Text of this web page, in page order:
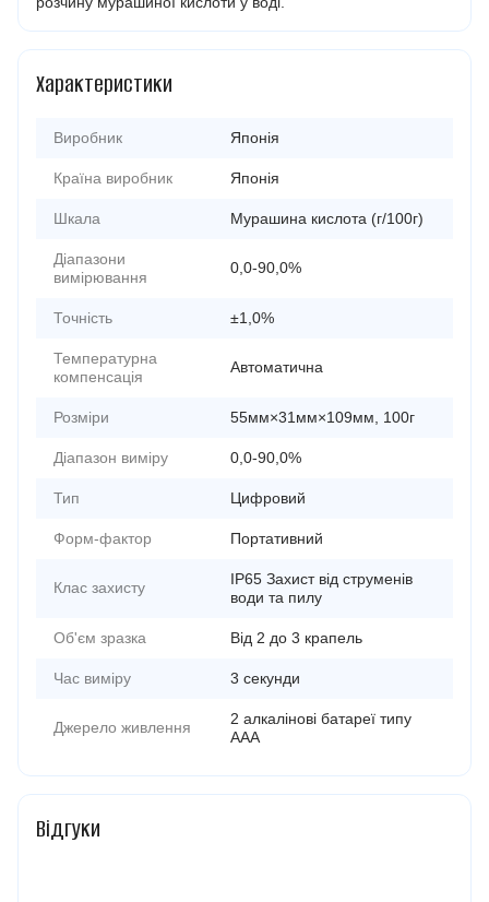
Характеристики
Виробник Японія
Країна виробник Японія
Шкала Мурашина кислота (г/100г)
Діапазони
вимірювання
0,0-90,0%
Точність ±1,0%
Температурна
компенсація
Автоматична
Розміри 55мм×31мм×109мм, 100г
Діапазон виміру 0,0-90,0%
Тип Цифровий
Форм-фактор Портативний
Клас захисту
IP65 Захист від струменів
води та пилу
Об'єм зразка Від 2 до 3 крапель
Час виміру 3 секунди
Джерело живлення
2 алкалінові батареї типу
ААА
Відгуки